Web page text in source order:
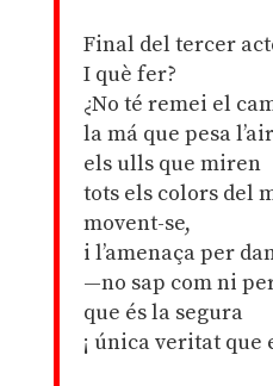
Final del tercer
I què fer?
¿No té remei el
la má que pesa
els ulls que miren
tots els colors del
movent-se,
i l’amenaça per
—no sap com ni
que és la segura
¡ única veritat que